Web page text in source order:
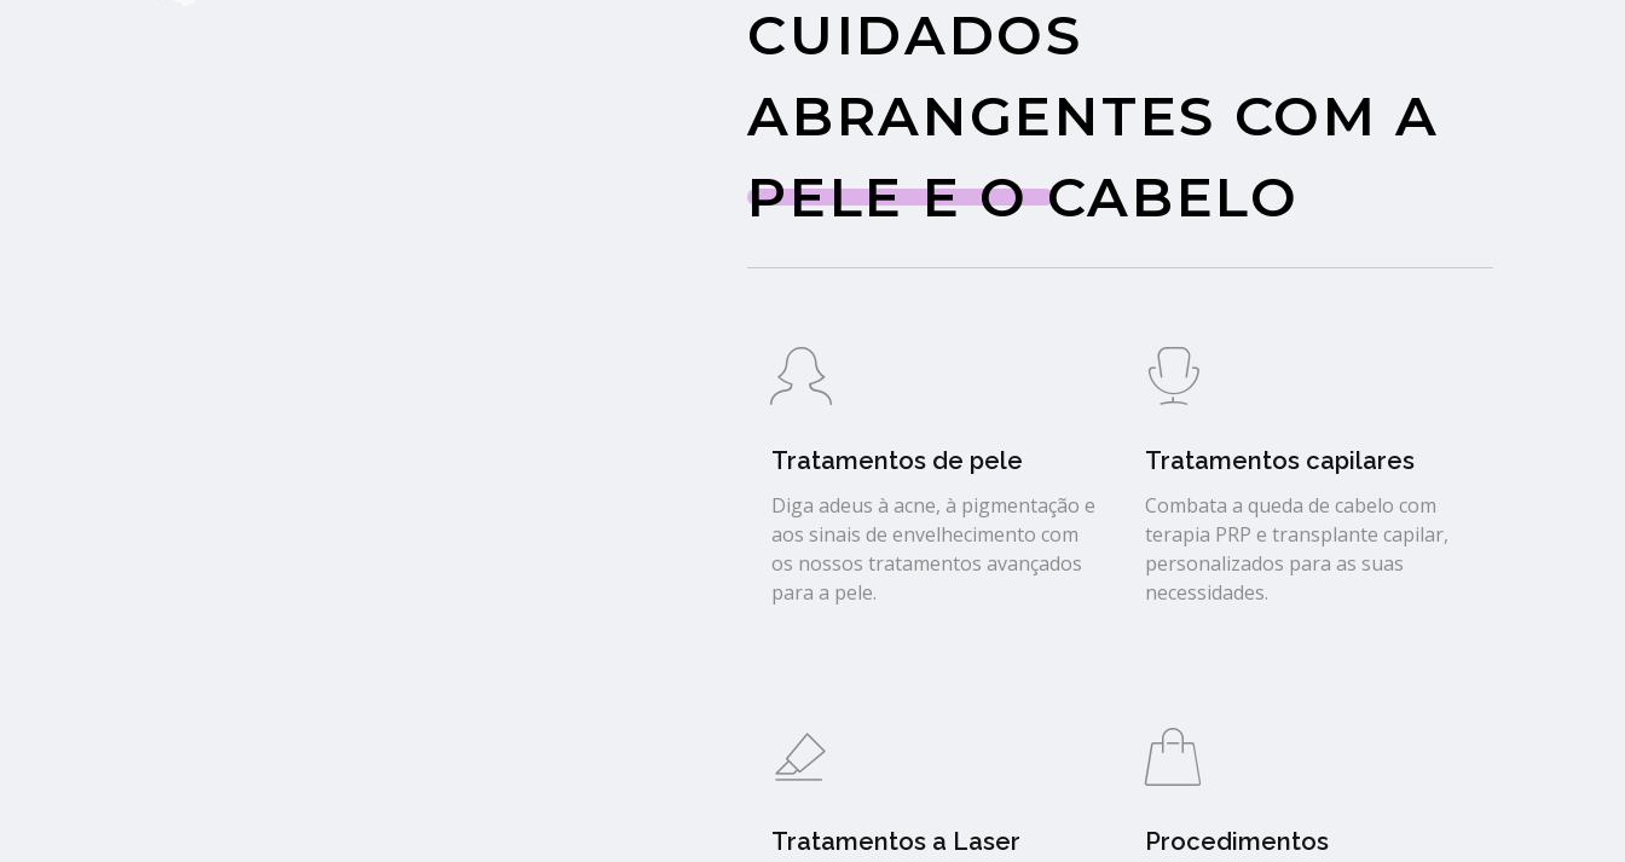
CUIDADOS
ABRANGENTES COM A
PELE E O CABELO
Tratamentos de pele
Diga adeus à acne, à pigmentação e
aos sinais de envelhecimento com
os nossos tratamentos avançados
para a pele.
Tratamentos capilares
Combata a queda de cabelo com
terapia PRP e transplante capilar,
personalizados para as suas
necessidades.
Tratamentos a Laser
Procedimentos